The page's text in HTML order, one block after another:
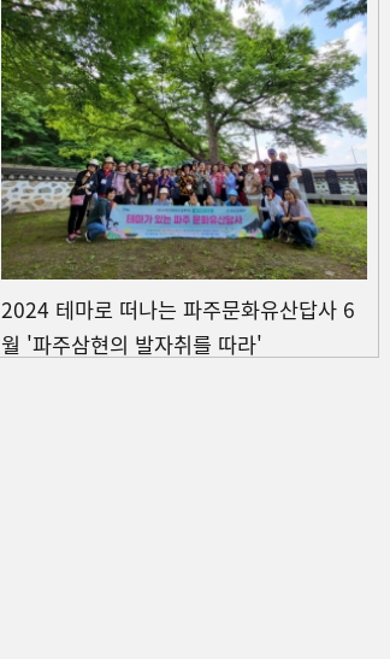
2024 테마로 떠나는 파주문화유산답사 6
월 '파주삼현의 발자취를 따라'